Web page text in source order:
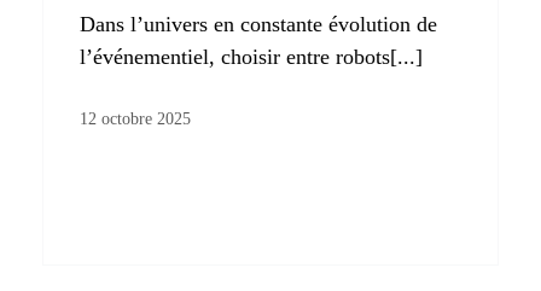
Dans l’univers en constante évolution de
l’événementiel, choisir entre robots[...]
12 octobre 2025